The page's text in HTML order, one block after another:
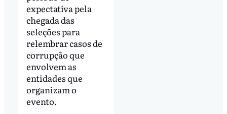
expectativa pela
chegada das
seleções para
relembrar casos de
corrupção que
envolvem as
entidades que
organizam o
evento.